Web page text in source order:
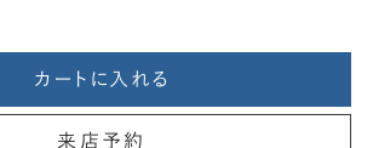
カートに入れる
来店予約